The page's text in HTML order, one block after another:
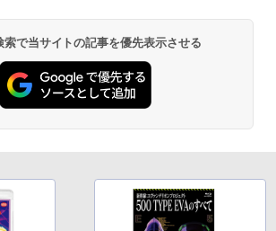
で当サイトの記事を優先表示させる